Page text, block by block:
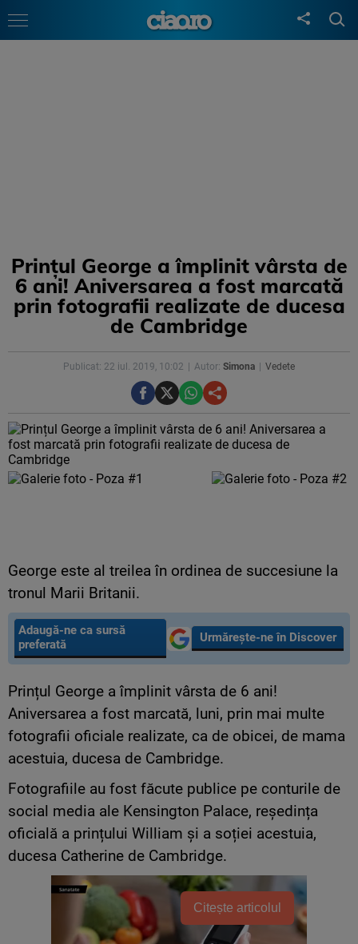
Prințul George a împlinit vârsta de
6 ani! Aniversarea a fost marcată
prin fotografii realizate de ducesa
de Cambridge
Publicat: 22 iul. 2019, 10:02 Autor: Simona Vedete
George este al treilea în ordinea de succesiune la
tronul Marii Britanii.
Adaugă-ne ca sursă
preferată
Urmărește-ne în Discover
Prințul George a împlinit vârsta de 6 ani!
Aniversarea a fost marcată, luni, prin mai multe
fotografii oficiale realizate, ca de obicei, de mama
acestuia, ducesa de Cambridge.
Fotografiile au fost făcute publice pe conturile de
social media ale Kensington Palace, reședința
oficială a prințului William și a soției acestuia,
ducesa Catherine de Cambridge.
Citește articolul